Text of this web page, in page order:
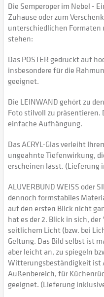
Die Semperoper im Nebel -
Zuhause oder zum
unterschiedlichen
stehen:
Das POSTER gedruckt auf
insbesondere für die
geeignet.
Die LEINWAND gehört zu
Foto stilvoll zu präsentieren.
einfache Aufhängung.
Das ACRYL-Glas verleiht
ungeahnte Tiefenwirkung,
erscheinen lässt.
ALUVERBUND WEISS oder
dennoch formstabiles
auf den ersten Blick nicht
hat es der 2. Blick in sich,
seitlichem Licht (bzw. bei
Geltung. Das Bild selbst ist
aber leicht an, zu spiegeln
Witterungsbeständigkeit ist
Außenbereich, für
geeignet. (Lieferung